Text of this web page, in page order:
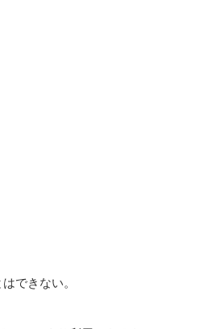
できない。